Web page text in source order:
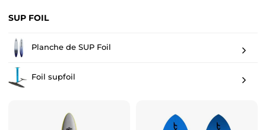
SUP FOIL
Planche de SUP Foil
Foil supfoil